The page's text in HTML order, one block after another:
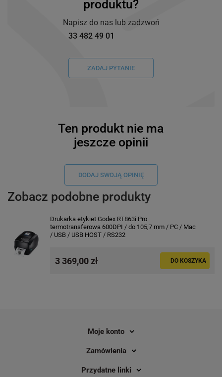
produktu?
Napisz do nas lub zadzwoń
33 482 49 01
ZADAJ PYTANIE
Ten produkt nie ma
jeszcze opinii
DODAJ SWOJĄ OPINIĘ
Zobacz podobne produkty
Drukarka etykiet Godex RT863i Pro
termotransferowa 600DPI / do 105,7 mm / PC / Mac
/ USB / USB HOST / RS232
3 369,00 zł DO KOSZYKA
Moje konto
Zamówienia
Przydatne linki